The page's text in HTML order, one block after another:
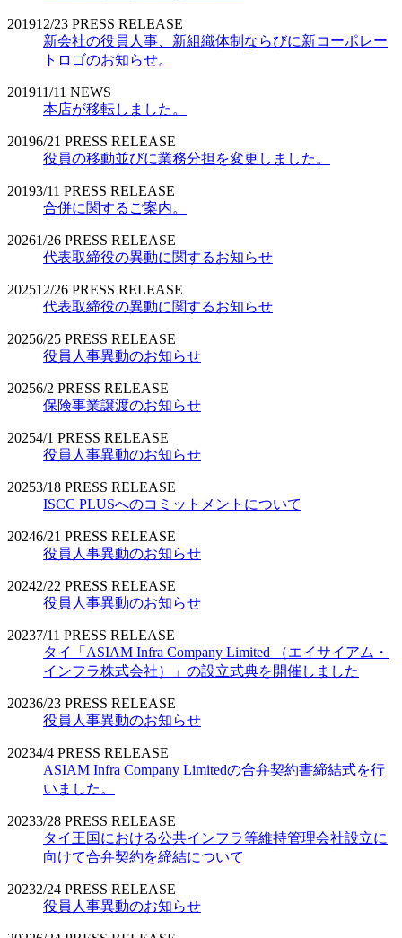
201912/23 PRESS RELEASE
新会社の役員人事、新組織体制ならびに新コーポレー
トロゴのお知らせ。
201911/11 NEWS
本店が移転しました。
20196/21 PRESS RELEASE
役員の移動並びに業務分担を変更しました。
20193/11 PRESS RELEASE
合併に関するご案内。
20261/26 PRESS RELEASE
代表取締役の異動に関するお知らせ
202512/26 PRESS RELEASE
代表取締役の異動に関するお知らせ
20256/25 PRESS RELEASE
役員人事異動のお知らせ
20256/2 PRESS RELEASE
保険事業譲渡のお知らせ
20254/1 PRESS RELEASE
役員人事異動のお知らせ
20253/18 PRESS RELEASE
ISCC PLUSへのコミットメントについて
20246/21 PRESS RELEASE
役員人事異動のお知らせ
20242/22 PRESS RELEASE
役員人事異動のお知らせ
20237/11 PRESS RELEASE
タイ「ASIAM Infra Company Limited （エイサイアム・
インフラ株式会社）」の設立式典を開催しました
20236/23 PRESS RELEASE
役員人事異動のお知らせ
20234/4 PRESS RELEASE
ASIAM Infra Company Limitedの合弁契約書締結式を行
いました。
20233/28 PRESS RELEASE
タイ王国における公共インフラ等維持管理会社設立に
向けて合弁契約を締結について
20232/24 PRESS RELEASE
役員人事異動のお知らせ